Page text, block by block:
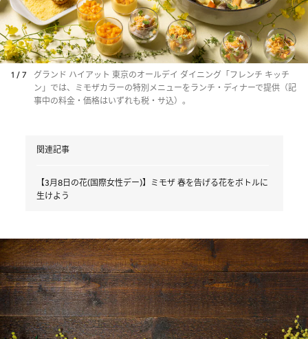
1 / 7
グランド ハイアット 東京のオールデイ ダイニング「フレンチ キッチ
ン」では、ミモザカラーの特別メニューをランチ・ディナーで提供（記
事中の料金・価格はいずれも税・サ込）。
関連記事
【3月8日の花(国際女性デー)】ミモザ 春を告げる花をボトルに
生けよう